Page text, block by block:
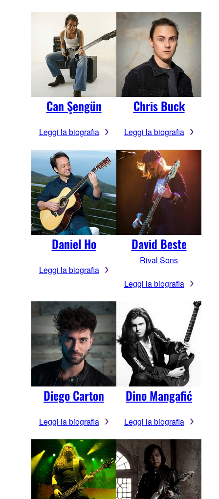
Can Şengün
Leggi la biografia
Chris Buck
Leggi la biografia
Daniel Ho
Leggi la biografia
David Beste
Rival Sons
Leggi la biografia
Diego Carton
Leggi la biografia
Dino Mangafić
Leggi la biografia